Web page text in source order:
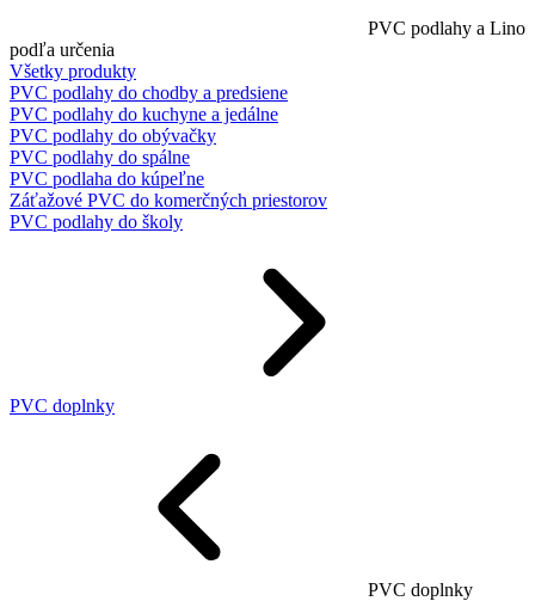
PVC podlahy a Lino
podľa určenia
Všetky produkty
PVC podlahy do chodby a predsiene
PVC podlahy do kuchyne a jedálne
PVC podlahy do obývačky
PVC podlahy do spálne
PVC podlaha do kúpeľne
Záťažové PVC do komerčných priestorov
PVC podlahy do školy
PVC doplnky
PVC doplnky